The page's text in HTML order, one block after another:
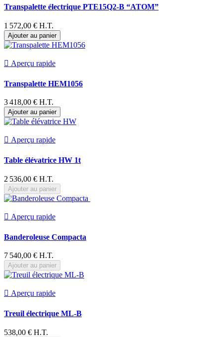
Transpalette électrique PTE15Q2-B “ATOM”
1 572,00 € H.T.
Ajouter au panier
 Aperçu rapide
Transpalette HEM1056
3 418,00 € H.T.
Ajouter au panier
 Aperçu rapide
Table élévatrice HW 1t
2 536,00 € H.T.
Ajouter au panier
 Aperçu rapide
Banderoleuse Compacta
7 540,00 € H.T.
Ajouter au panier
 Aperçu rapide
Treuil électrique ML-B
538,00 € H.T.